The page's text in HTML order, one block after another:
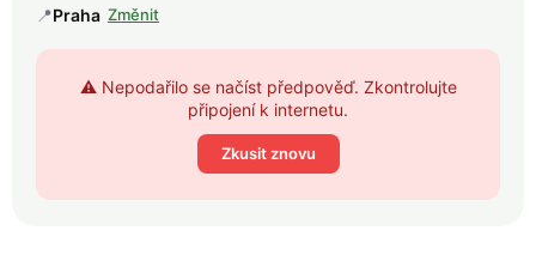
📍Praha Změnit
⚠️ Nepodařilo se načíst předpověď. Zkontrolujte
připojení k internetu.
Zkusit znovu